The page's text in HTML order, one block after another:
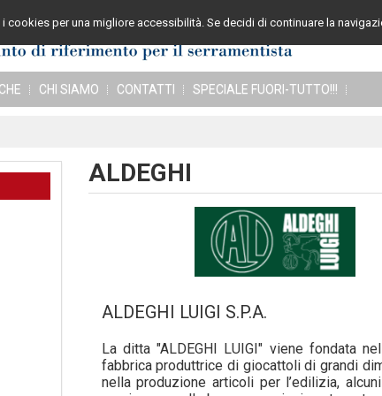
CHI SIAMO CONTATTI SPECIALE FUORI-TUTTO!!!
ALDEGHI
ALDEGHI LUIGI S.P.A.
La ditta "ALDEGHI LUIGI" viene fondata
fabbrica produttrice di giocattoli di grandi
nella produzione articoli per l’edilizia,
cookies per una migliore accessibilità. Se decidi di continuare la